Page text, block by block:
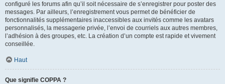
configuré les forums afin qu’il soit nécessaire de s’enregistrer pour poster des
messages. Par ailleurs, l’enregistrement vous permet de bénéficier de
fonctionnalités supplémentaires inaccessibles aux invités comme les avatars
personnalisés, la messagerie privée, l’envoi de courriels aux autres membres,
l’adhésion à des groupes, etc. La création d’un compte est rapide et vivement
conseillée.
Haut
Que signifie COPPA ?